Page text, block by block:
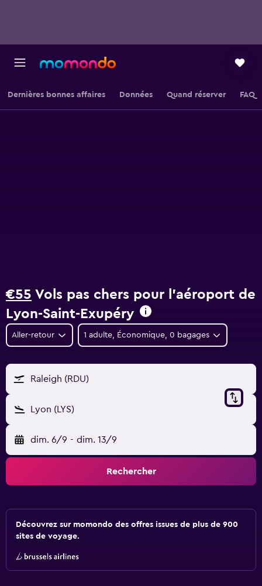
Dernières bonnes affaires Données Quand réserver FAQ
€55 Vols pas chers pour l'aéroport de
Lyon-Saint-Exupéry
Aller-retour 1 adulte, Économique, 0 bagages
Raleigh (RDU)
Lyon (LYS)
dim. 6/9 - dim. 13/9
Rechercher
Découvrez sur momondo des offres issues de plus de 900
sites de voyage.